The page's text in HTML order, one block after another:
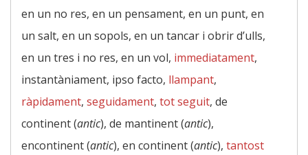
en un no res, en un pensament, en un punt, en
un salt, en un sopols, en un tancar i obrir d’ulls,
en un tres i no res, en un vol, immediatament,
instantàniament, ipso facto, llampant,
ràpidament, seguidament, tot seguit, de
continent (antic), de mantinent (antic),
encontinent (antic), en continent (antic), tantost